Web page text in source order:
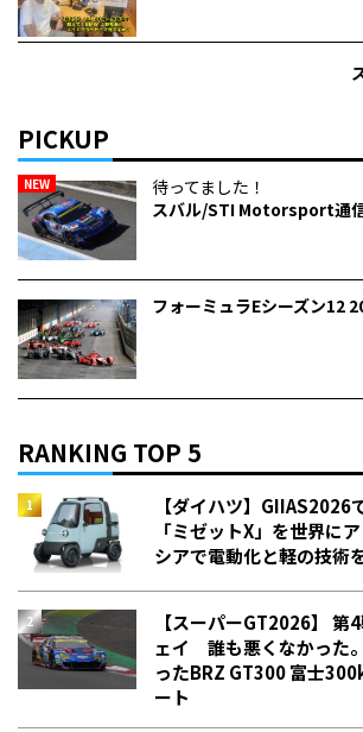
PICKUP
NEW
待ってました！
スバル/STI Motorsport通
フォーミュラEシーズン12
RANKING TOP 5
【ダイハツ】GIIAS2026
「ミゼットX」を世界に
シアで電動化と軽の技術
【スーパーGT2026】 第
ェイ 誰も悪くなかった
った――BRZ GT300 富士
ート